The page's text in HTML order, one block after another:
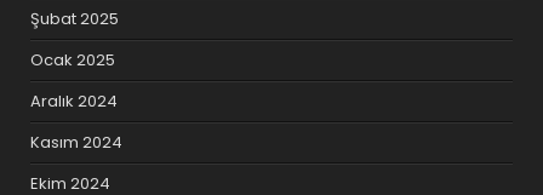
Şubat 2025
Ocak 2025
Aralık 2024
Kasım 2024
Ekim 2024